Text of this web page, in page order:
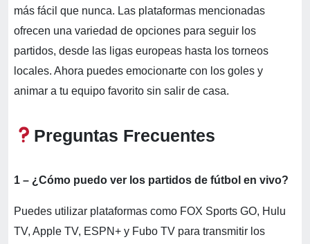
más fácil que nunca. Las plataformas mencionadas
ofrecen una variedad de opciones para seguir los
partidos, desde las ligas europeas hasta los torneos
locales. Ahora puedes emocionarte con los goles y
animar a tu equipo favorito sin salir de casa.
Preguntas Frecuentes
1 – ¿Cómo puedo ver los partidos de fútbol en vivo?
Puedes utilizar plataformas como FOX Sports GO, Hulu
TV, Apple TV, ESPN+ y Fubo TV para transmitir los